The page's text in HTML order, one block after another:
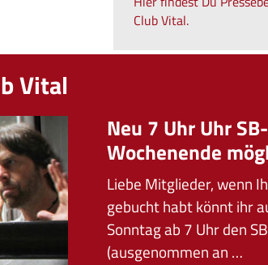
Club Vital.
Vital
Neu 7 Uhr Uhr
Wochenende
Liebe Mitglieder, wenn
gebucht habt könnt ihr
Sonntag ab 7 Uhr den
(ausgenommen an …